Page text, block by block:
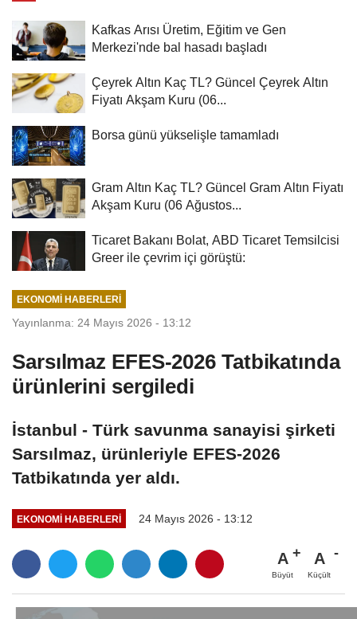
Kafkas Arısı Üretim, Eğitim ve Gen
Merkezi'nde bal hasadı başladı
Çeyrek Altın Kaç TL? Güncel Çeyrek Altın
Fiyatı Akşam Kuru (06...
Borsa günü yükselişle tamamladı
Gram Altın Kaç TL? Güncel Gram Altın Fiyatı
Akşam Kuru (06 Ağustos...
Ticaret Bakanı Bolat, ABD Ticaret Temsilcisi
Greer ile çevrim içi görüştü:
EKONOMI HABERLERI
Yayınlanma: 24 Mayıs 2026 - 13:12
Sarsılmaz EFES-2026 Tatbikatında
ürünlerini sergiledi
İstanbul - Türk savunma sanayisi şirketi
Sarsılmaz, ürünleriyle EFES-2026
Tatbikatında yer aldı.
EKONOMI HABERLERI 24 Mayıs 2026 - 13:12
A
Büyüt
A
Küçült